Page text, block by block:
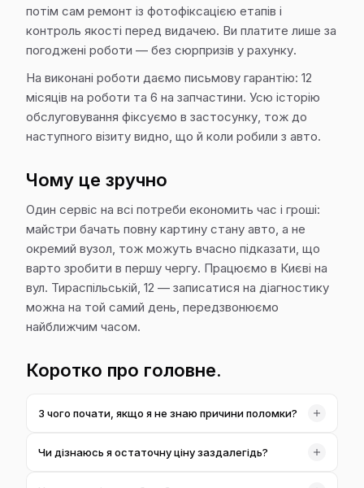
потім сам ремонт із фотофіксацією етапів і
контроль якості перед видачею. Ви платите лише за
погоджені роботи — без сюрпризів у рахунку.
На виконані роботи даємо письмову гарантію: 12
місяців на роботи та 6 на запчастини. Усю історію
обслуговування фіксуємо в застосунку, тож до
наступного візиту видно, що й коли робили з авто.
Чому це зручно
Один сервіс на всі потреби економить час і гроші:
майстри бачать повну картину стану авто, а не
окремий вузол, тож можуть вчасно підказати, що
варто зробити в першу чергу. Працюємо в Києві на
вул. Тираспільській, 12 — записатися на діагностику
можна на той самий день, передзвонюємо
найближчим часом.
Коротко про головне.
З чого почати, якщо я не знаю причини поломки?
перевіряємо живі параметри та доповнюємо це
Чи дізнаюсь я остаточну ціну заздалегідь?